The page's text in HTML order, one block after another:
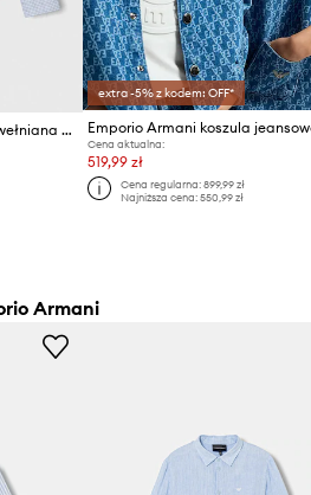
Emporio Armani koszula bawełniana dziecięca
extra -5% z kodem: OFF*
Cena aktualna:
519,99 zł
Cena regularna: 899,99 zł
Najniższa cena: 550,99 zł
Armani